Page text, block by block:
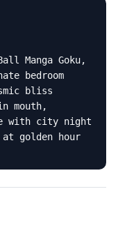
Manga Goku,
bedroom
bliss
mouth,
with city night
golden hour